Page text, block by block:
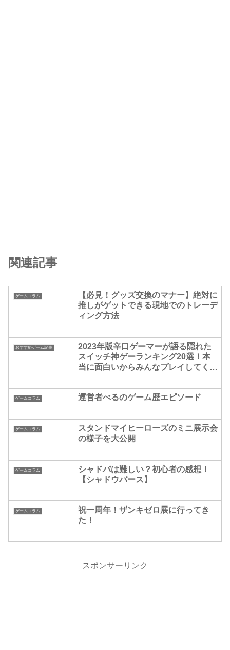
関連記事
ゲームコラム
【必見！グッズ交換のマナー】絶対に
推しがゲットできる現地でのトレーデ
ィング方法
おすすめゲーム記事
2023年版辛口ゲーマーが語る隠れた
スイッチ神ゲーランキング20選！本
当に面白いからみんなプレイしてく
ゲームコラム 運営者べるのゲーム歴エピソード
ゲームコラム
スタンドマイヒーローズのミニ展示会
の様子を大公開
ゲームコラム
シャドバは難しい？初心者の感想！
【シャドウバース】
ゲームコラム
祝一周年！ザンキゼロ展に行ってき
た！
スポンサーリンク